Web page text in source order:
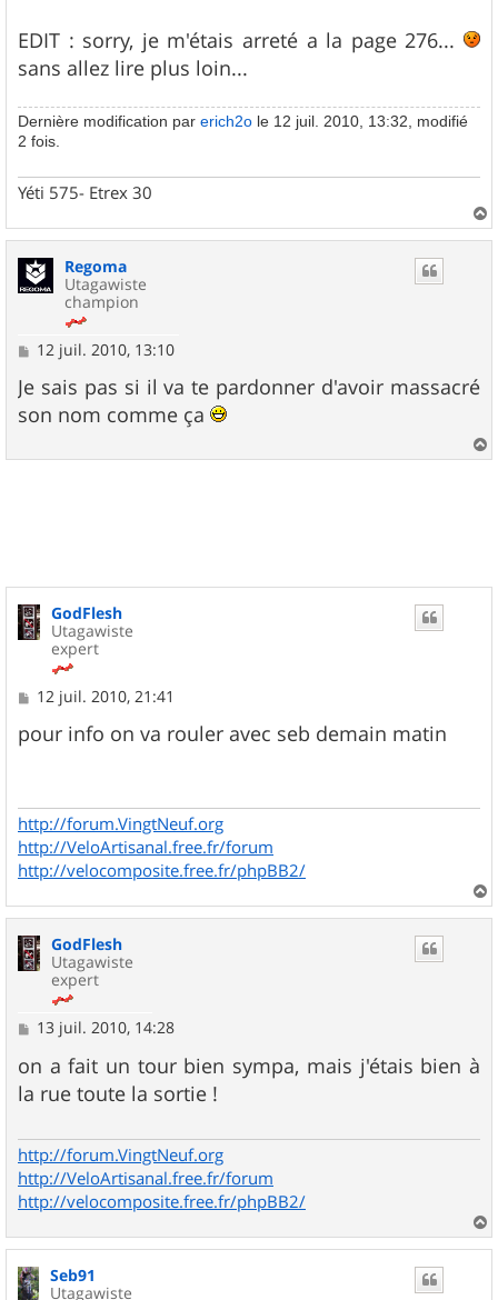
EDIT : sorry, je m'étais arreté a la page 276...
sans allez lire plus loin...
Dernière modification par erich2o le 12 juil. 2010, 13:32, modifié
2 fois.
Yéti 575- Etrex 30
a
Regoma
Utagawiste
champion
M
s
s
a
e
12 juil. 2010, 13:10
Je sais pas si il va te pardonner d'avoir massacré
son nom comme ça
a
GodFlesh
Utagawiste
expert
M
s
s
12 juil. 2010, 21:41
pour info on va rouler avec seb demain matin
http://forum.VingtNeuf.org
http://VeloArtisanal.free.fr/forum
http://velocomposite.free.fr/phpBB2/
a
GodFlesh
Utagawiste
expert
M
s
s
a
13 juil. 2010, 14:28
on a fait un tour bien sympa, mais j'étais bien à
la rue toute la sortie !
http://forum.VingtNeuf.org
http://VeloArtisanal.free.fr/forum
http://velocomposite.free.fr/phpBB2/
a
Seb91
Utagawiste